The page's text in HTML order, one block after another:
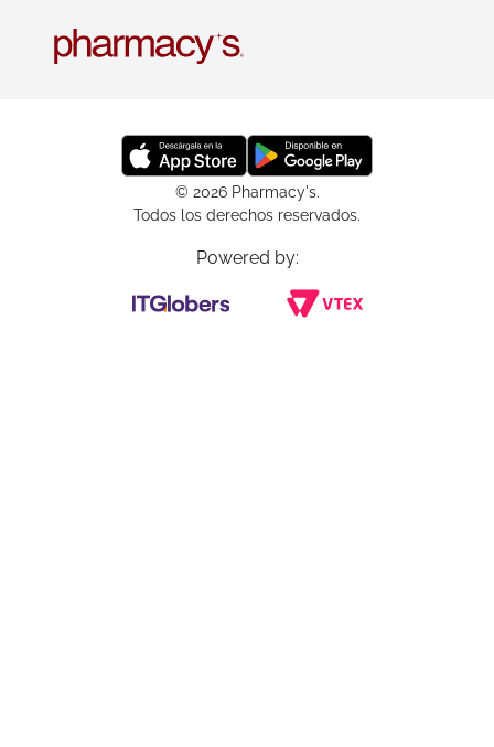
© 2026 Pharmacy's.
Todos los derechos reservados.
Powered by: